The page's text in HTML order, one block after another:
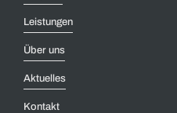
Leistungen
Über uns
Aktuelles
Kontakt